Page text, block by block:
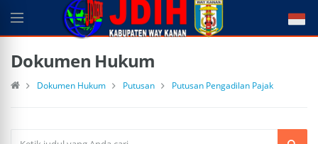
Dokumen Hukum
Dokumen Hukum Putusan Putusan Pengadilan Pajak